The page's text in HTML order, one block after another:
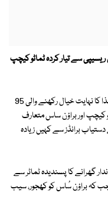
ریسیپی سے تیار کردہ ٹماٹو کیچپ
عالمی خبر رساں ادارے کے مطابق اپنی صحت اور غذا کا نہایت خیال رکھنے والی 95
کیچپ اور براؤن ساس متعارف
برانڈز سے کہیں زیادہ
گھرانے کا پسندیدہ ٹماٹر سے
کہ براؤن سُاس کو کھجور، سیب